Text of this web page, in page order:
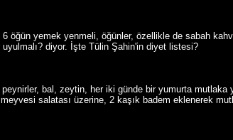
öğün yemek yenmeli, öğünler, özellikle de sabah
diyor. İşte Tülin Şahin'in diyet listesi?
bal, zeytin, her iki günde bir yumurta mutlaka
salatası üzerine, 2 kaşık badem eklenerek